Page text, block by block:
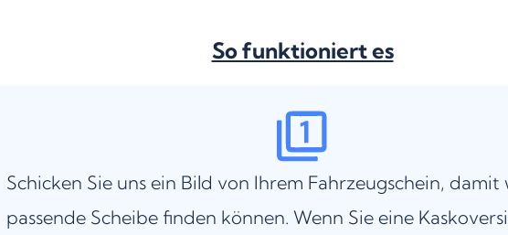
So funktioniert es
Schicken Sie uns ein Bild von Ihrem Fahrzeugschein, damit
passende Scheibe finden können. Wenn Sie eine